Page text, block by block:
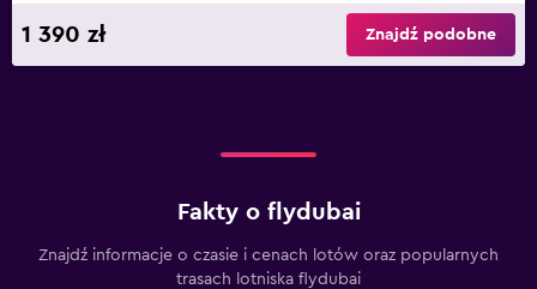
1 390 zł Znajdź podobne
Fakty o flydubai
Znajdź informacje o czasie i cenach lotów oraz popularnych
trasach lotniska flydubai